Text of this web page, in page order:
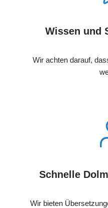
Wissen und
Wir achten darauf,
Schnelle
Wir bieten